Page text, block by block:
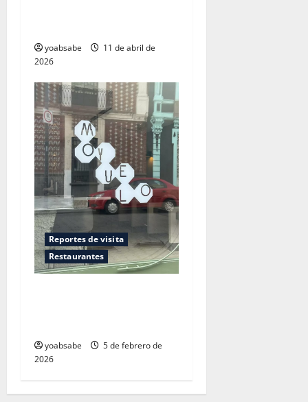
yoabsabe
11 de abril de
2026
Reportes de visita
Restaurantes
yoabsabe
5 de febrero de
2026